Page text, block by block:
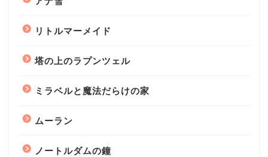
リトルマーメイド
塔の上のラプンツェル
ミラベルと魔法だらけの家
ムーラン
ノートルダムの鐘